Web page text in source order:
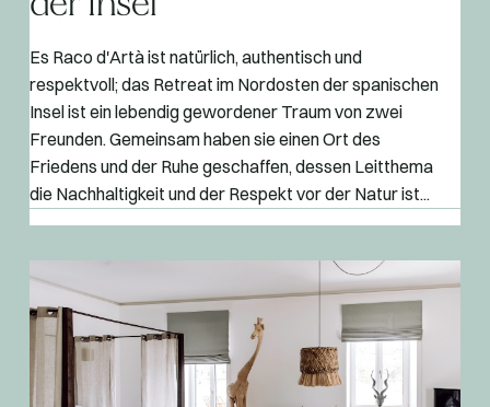
Es Raco d'Artà ist natürlich, authentisch und
respektvoll; das Retreat im Nordosten der spanischen
Insel ist ein lebendig gewordener Traum von zwei
Freunden. Gemeinsam haben sie einen Ort des
Friedens und der Ruhe geschaffen, dessen Leitthema
die Nachhaltigkeit und der Respekt vor der Natur ist...